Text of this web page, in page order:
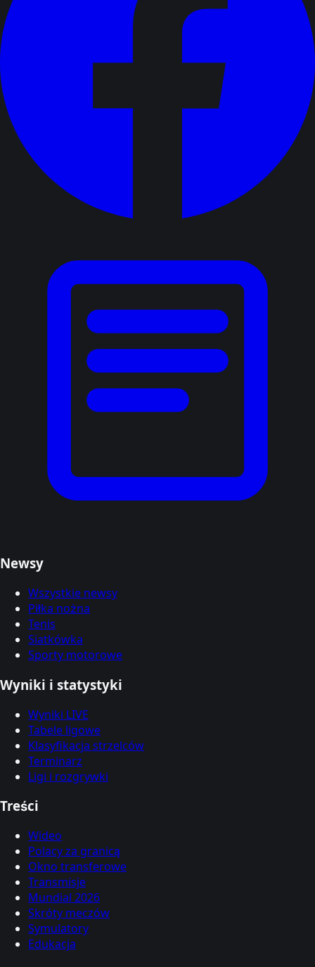
Newsy
Wszystkie newsy
Piłka nożna
Tenis
Siatkówka
Sporty motorowe
Wyniki i statystyki
Wyniki LIVE
Tabele ligowe
Klasyfikacja strzelców
Terminarz
Ligi i rozgrywki
Treści
Wideo
Polacy za granicą
Okno transferowe
Transmisje
Mundial 2026
Skróty meczów
Symulatory
Edukacja